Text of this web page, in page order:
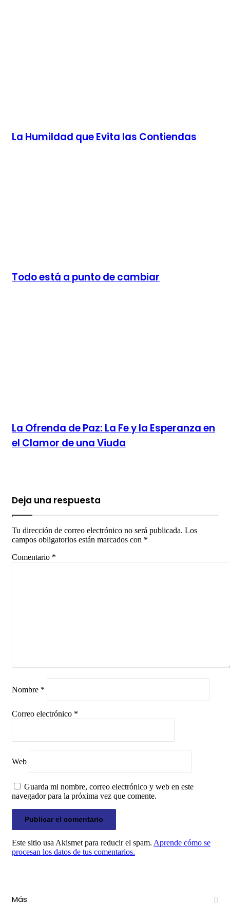
La Humildad que Evita las Contiendas
Todo está a punto de cambiar
La Ofrenda de Paz: La Fe y la Esperanza en
el Clamor de una Viuda
Deja una respuesta
Tu dirección de correo electrónico no será publicada. Los
campos obligatorios están marcados con *
Comentario *
Nombre *
Correo electrónico *
Web
Guarda mi nombre, correo electrónico y web en este
navegador para la próxima vez que comente.
Este sitio usa Akismet para reducir el spam. Aprende cómo se
procesan los datos de tus comentarios.
Más